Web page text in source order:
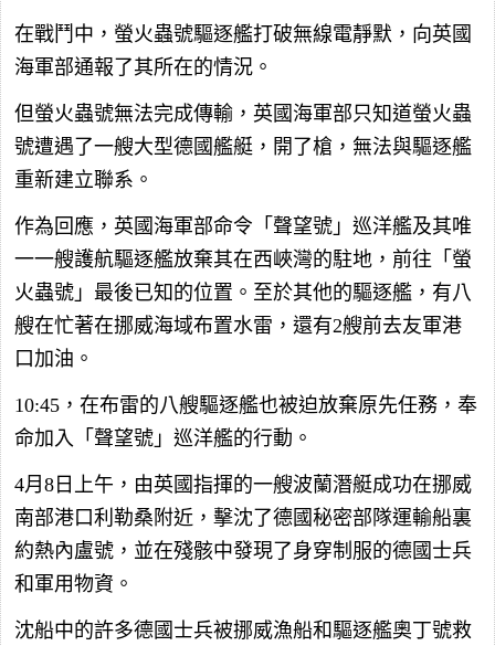
在戰鬥中，螢火蟲號驅逐艦打破無線電靜默，向英國
海軍部通報了其所在的情況。
但螢火蟲號無法完成傳輸，英國海軍部只知道螢火蟲
號遭遇了一艘大型德國艦艇，開了槍，無法與驅逐艦
重新建立聯系。
作為回應，英國海軍部命令「聲望號」巡洋艦及其唯
一一艘護航驅逐艦放棄其在西峽灣的駐地，前往「螢
火蟲號」最後已知的位置。至於其他的驅逐艦，有八
艘在忙著在挪威海域布置水雷，還有2艘前去友軍港
口加油。
10:45，在布雷的八艘驅逐艦也被迫放棄原先任務，奉
命加入「聲望號」巡洋艦的行動。
4月8日上午，由英國指揮的一艘波蘭潛艇成功在挪威
南部港口利勒桑附近，擊沈了德國秘密部隊運輸船裏
約熱內盧號，並在殘骸中發現了身穿制服的德國士兵
和軍用物資。
沈船中的許多德國士兵被挪威漁船和驅逐艦奧丁號救